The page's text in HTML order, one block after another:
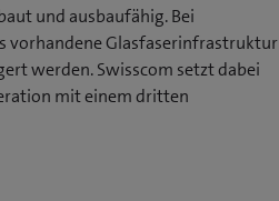
und ausbaufähig. Bei
vorhandene Glasfaserinfrastruktur
werden. Swisscom setzt dabei
mit einem dritten